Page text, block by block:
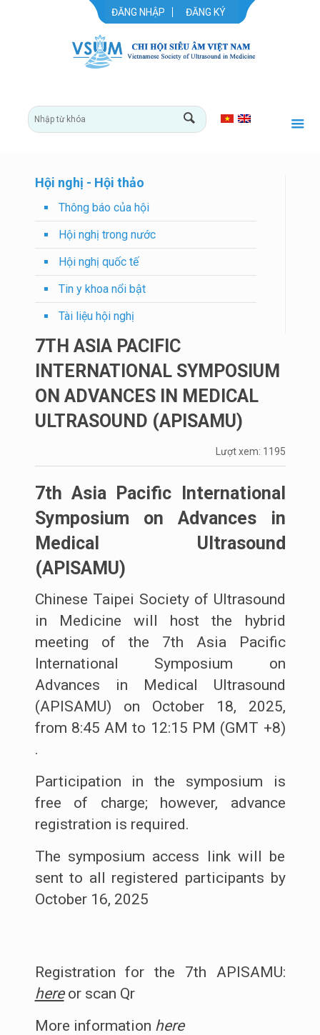
ĐĂNG NHẬP ĐĂNG KÝ
Hội nghị - Hội thảo
Thông báo của hội
Hội nghị trong nước
Hội nghị quốc tế
Tin y khoa nổi bật
Tài liệu hội nghị
7TH ASIA PACIFIC
INTERNATIONAL SYMPOSIUM
ON ADVANCES IN MEDICAL
ULTRASOUND (APISAMU)
Lượt xem: 1195
7th Asia Pacific International
Symposium on Advances in
Medical Ultrasound
(APISAMU)
Chinese Taipei Society of Ultrasound
in Medicine will host the hybrid
meeting of the 7th Asia Pacific
International Symposium on
Advances in Medical Ultrasound
(APISAMU) on October 18, 2025,
from 8:45 AM to 12:15 PM (GMT +8)
.
Participation in the symposium is
free of charge; however, advance
registration is required.
The symposium access link will be
sent to all registered participants by
October 16, 2025
Registration for the 7th APISAMU:
hereor scan Qr
More information here